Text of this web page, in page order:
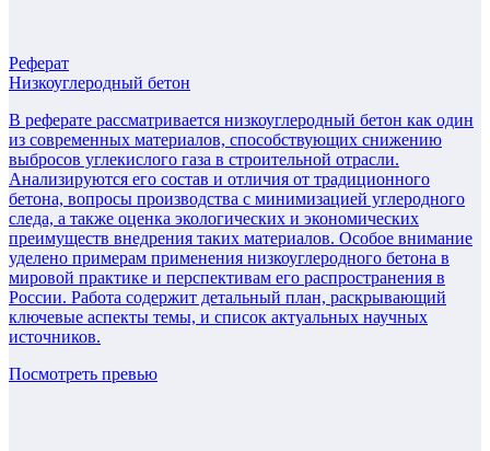
Реферат
Низкоуглеродный бетон
В реферате рассматривается низкоуглеродный бетон как один
из современных материалов, способствующих снижению
выбросов углекислого газа в строительной отрасли.
Анализируются его состав и отличия от традиционного
бетона, вопросы производства с минимизацией углеродного
следа, а также оценка экологических и экономических
преимуществ внедрения таких материалов. Особое внимание
уделено примерам применения низкоуглеродного бетона в
мировой практике и перспективам его распространения в
России. Работа содержит детальный план, раскрывающий
ключевые аспекты темы, и список актуальных научных
источников.
Посмотреть превью